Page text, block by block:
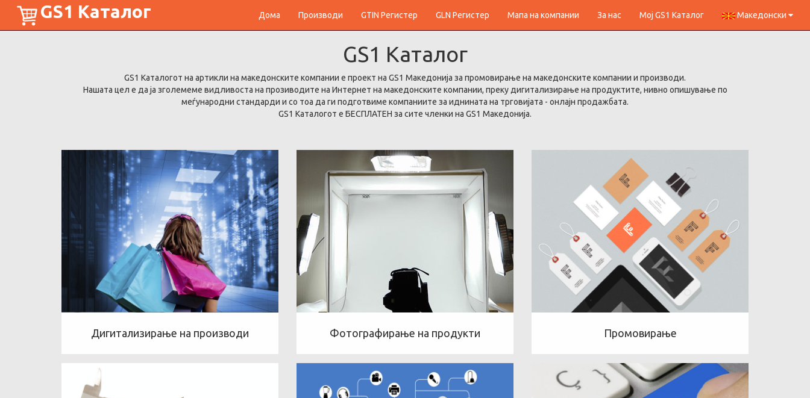
GS1 Каталог Дома Производи GTIN Регистер GLN Регистер Мапа на компании За нас Мој GS1 Каталог Македонски
GS1 Каталог
GS1 Каталогот на артикли на македонските компании е проект на GS1 Македонија за промовирање на македонските компании и производи.
Нашата цел е да ја зголемеме видливоста на прозиводите на Интернет на македонските компании, преку дигитализирање на продуктите, нивно опишување по
меѓународни стандарди и со тоа да ги подготвиме компаниите за иднината на трговијата - онлајн продажбата.
GS1 Каталогот е БЕСПЛАТЕН за сите членки на GS1 Македонија.
Дигитализирање на производи Фотографирање на продукти Промовирање